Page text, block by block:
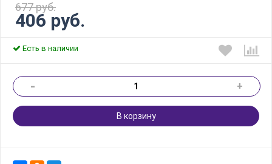
406 руб.
677 руб.
Есть в наличии
- +
В корзину